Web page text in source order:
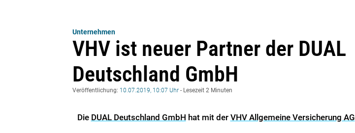
Unternehmen
VHV ist neuer Partner der DUAL
Deutschland GmbH
Veröffentlichung: 10.07.2019, 10:07 Uhr - Lesezeit 2 Minuten
Die DUAL Deutschland GmbH hat mit der VHV Allgemeine Versicherung AG